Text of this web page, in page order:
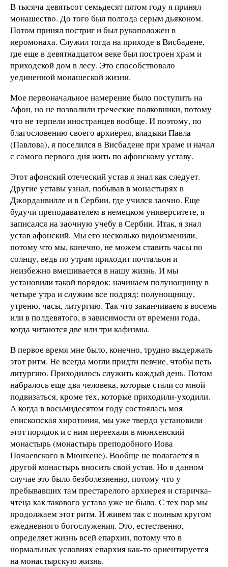
В тысяча девятьсот семьдесят пятом году я принял
монашество. До того был полгода серым дьяконом.
Потом принял постриг и был рукоположен в
иеромонаха. Служил тогда на приходе в Висбадене,
где еще в девятнадцатом веке был построен храм и
приходской дом в лесу. Это способствовало
уединенной монашеской жизни.
Мое первоначальное намерение было поступить на
Афон, но не позволили греческие полковники, потому
что не терпели иностранцев вообще. И поэтому, по
благословению своего архиерея, владыки Павла
(Павлова), я поселился в Висбадене при храме и начал
с самого первого дня жить по афонскому уставу.
Этот афонский отеческий устав я знал как следует.
Другие уставы узнал, побывав в монастырях в
Джорданвилле и в Сербии, где учился заочно. Еще
будучи преподавателем в немецком университете, я
записался на заочную учебу в Сербии. Итак, я знал
устав афонский. Мы его несколько видоизменили,
потому что мы, конечно, не можем ставить часы по
солнцу, ведь по утрам приходит почтальон и
неизбежно вмешивается в нашу жизнь. И мы
установили такой порядок: начинаем полунощницу в
четыре утра и служим все подряд: полунощницу,
утреню, часы, литургию. Так что заканчиваем в восемь
или в полдевятого, в зависимости от времени года,
когда читаются две или три кафизмы.
В первое время мне было, конечно, трудно выдержать
этот ритм. Не всегда могли придти певчие, чтобы петь
литургию. Приходилось служить каждый день. Потом
набралось еще два человека, которые стали со мной
подвизаться, кроме тех, которые приходили-уходили.
А когда в восьмидесятом году состоялась моя
епископская хиротония, мы уже твердо установили
этот порядок и с ним переехали в мюнхенский
монастырь (монастырь преподобного Иова
Почаевского в Мюнхене). Вообще не полагается в
другой монастырь вносить свой устав. Но в данном
случае это было безболезненно, потому что у
пребывавших там престарелого архиерея и старичка-
чтеца как такового устава уже не было. С тех пор мы
продолжаем этот ритм. И живем так с полным кругом
ежедневного богослужения. Это, естественно,
определяет жизнь всей епархии, потому что в
нормальных условиях епархия как-то ориентируется
на монастырскую жизнь.